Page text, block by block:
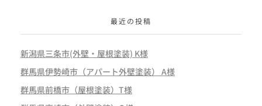
最近の投稿
新潟県三条市(外壁・屋根塗装) K様
群馬県伊勢崎市（アパート外壁塗装） A様
群馬県前橋市（屋根塗装）T様